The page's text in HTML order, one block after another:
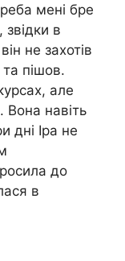
мені бре
звідки в
не захотів
та пішов.
але
Вона навіть
дні Іра не
до
в